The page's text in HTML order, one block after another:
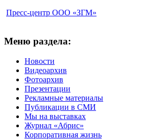
Пресс-центр ООО «ЗГМ»
Меню раздела:
Новости
Видеоархив
Фотоархив
Презентации
Рекламные материалы
Публикации в СМИ
Мы на выставках
Журнал «Абрис»
Корпоративная жизнь